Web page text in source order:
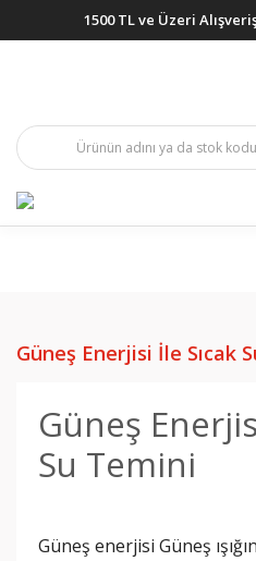
1500 TL ve Üzeri
Güneş Enerjisi İle Sıcak
Güneş
Su Temini
Güneş enerjisi Güneş